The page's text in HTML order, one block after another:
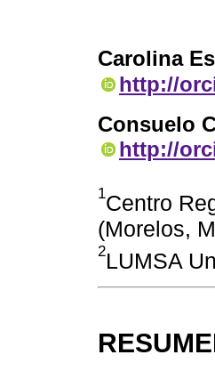
Carolina
http://
Consuelo
http://
1Centro
(Morelos,
2LUMSA